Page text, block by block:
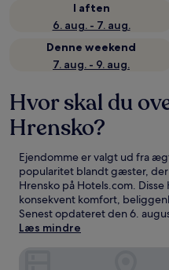
I aften
6. aug. - 7. aug.
Denne weekend
7. aug. - 9. aug.
Hvor skal du
Hrensko?
Ejendomme er valgt ud fra
popularitet blandt gæster,
Hrensko på Hotels.com.
konsekvent komfort,
Senest opdateret den6.
Læs mindre